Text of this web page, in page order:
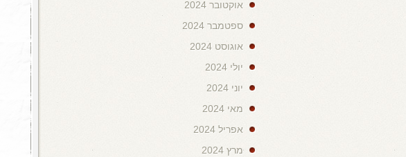
אוקטובר 2024
ספטמבר 2024
אוגוסט 2024
יולי 2024
יוני 2024
מאי 2024
אפריל 2024
מרץ 2024